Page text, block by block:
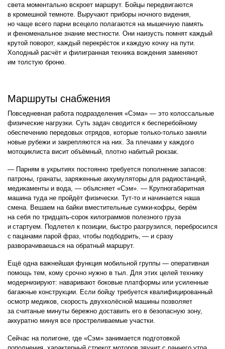
света моментально вскроет маршрут. Бойцы передвигаются
в кромешной темноте. Выручают приборы ночного видения,
но чаще всего парни всецело полагаются на мышечную память
и феноменальное знание местности. Они наизусть помнят каждый
крутой поворот, каждый перекрёсток и каждую кочку на пути.
Холодный расчёт и филигранная техника вождения заменяют
им толстую броню.
Маршруты снабжения
Повседневная работа подразделения «Сэма» — это колоссальные
физические нагрузки. Суть задач сводится к бесперебойному
обеспечению передовых отрядов, которые только-только заняли
новые рубежи и закрепляются на них. За плечами у каждого
мотоциклиста висит объёмный, плотно набитый рюкзак.
— Парням в укрытиях постоянно требуется пополнение запасов:
патроны, гранаты, заряженные аккумуляторы для радиостанций,
медикаменты и вода, — объясняет «Сэм». — Крупногабаритная
машина туда не пройдёт физически. Тут-то и начинается наша
смена. Вешаем на байки вместительные сумки-кофры, берём
на себя по тридцать-сорок килограммов полезного груза
и стартуем. Подлетел к позиции, быстро разгрузился, перебросился
с пацанами парой фраз, чтобы подбодрить, — и сразу
разворачиваешься на обратный маршрут.
Ещё одна важнейшая функция мобильной группы — оперативная
помощь тем, кому срочно нужно в тыл. Для этих целей технику
модернизируют: наваривают боковые платформы или усиленные
багажные конструкции. Если бойцу требуется квалифицированный
осмотр медиков, скорость двухколёсной машины позволяет
за считаные минуты бережно доставить его в безопасную зону,
аккуратно минуя все простреливаемые участки.
Сейчас на полигоне, где «Сэм» занимается подготовкой